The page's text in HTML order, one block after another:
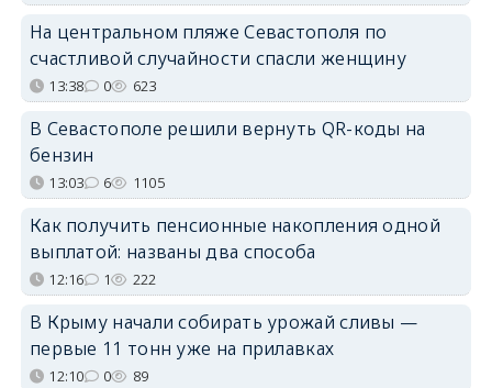
На центральном пляже Севастополя по
счастливой случайности спасли женщину
13:38 0 623
В Севастополе решили вернуть QR-коды на
бензин
13:03 6 1105
Как получить пенсионные накопления одной
выплатой: названы два способа
12:16 1 222
В Крыму начали собирать урожай сливы —
первые 11 тонн уже на прилавках
12:10 0 89